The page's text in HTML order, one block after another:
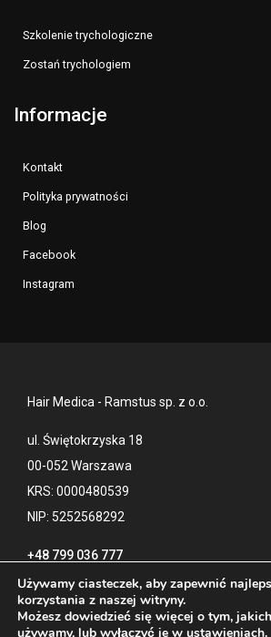
Szkolenie trychologiczne
Zostań trychologiem
Informacje
Kontakt
Polityka prywatności
Blog
Facebook
Instagram
Hair Medica - Ramstus sp. z o.o.
ul. Świętokrzyska 18
00-052 Warszawa
KRS: 0000480539
NIP: 5252568292
+48 799 036 777
Kontakt Polityka prywatności
Używamy ciasteczek, aby zapewnić
korzystania z naszej witryny.
Możesz dowiedzieć się więcej o tym,
używamy, lub wyłączyć je w ustawieniach.